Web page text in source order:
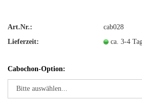
Art.Nr.:
cab028
Lieferzeit:
ca. 3-4
Cabochon-Option: